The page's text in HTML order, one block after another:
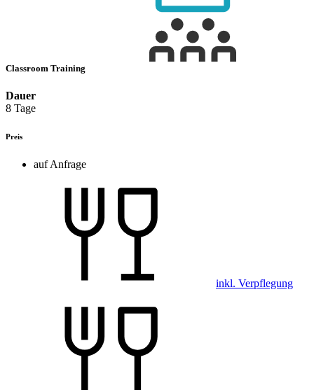
Classroom Training
Dauer
8 Tage
Preis
auf Anfrage
inkl. Verpflegung